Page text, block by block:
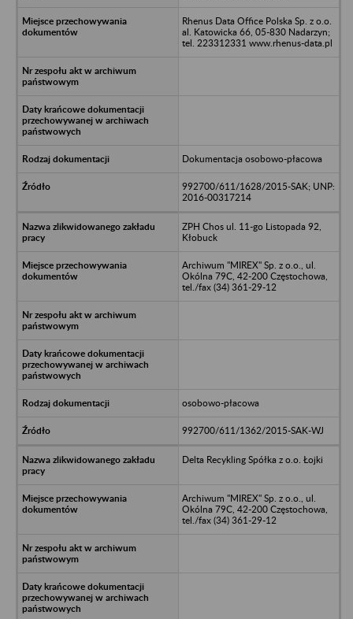
Rhenus Data Office Polska Sp. z o.o.
al. Katowicka 66, 05-830 Nadarzyn;
tel. 223312331 www.rhenus-data.pl
Dokumentacja osobowo-płacowa
992700/611/1628/2015-SAK; UNP:
2016-00317214
ZPH Chos ul. 11-go Listopada 92,
Kłobuck
Archiwum "MIREX" Sp. z o.o., ul.
Okólna 79C, 42-200 Częstochowa,
tel./fax (34) 361-29-12
osobowo-płacowa
992700/611/1362/2015-SAK-WJ
Delta Recykling Spółka z o.o. Łojki
Archiwum "MIREX" Sp. z o.o., ul.
Okólna 79C, 42-200 Częstochowa,
tel./fax (34) 361-29-12